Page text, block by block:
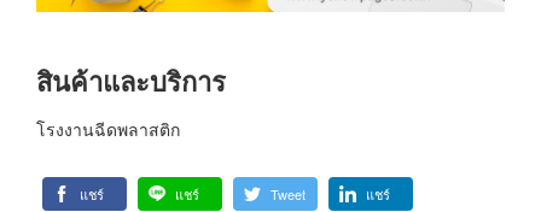
สินค้าและบริการ
โรงงานฉีดพลาสติก
แชร์ แชร์ Tweet แชร์